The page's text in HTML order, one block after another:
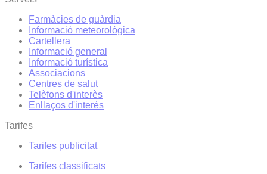
Farmàcies de guàrdia
Informació meteorològica
Cartellera
Informació general
Informació turística
Associacions
Centres de salut
Telèfons d'interès
Enllaços d'interés
Tarifes
Tarifes publicitat
Tarifes classificats